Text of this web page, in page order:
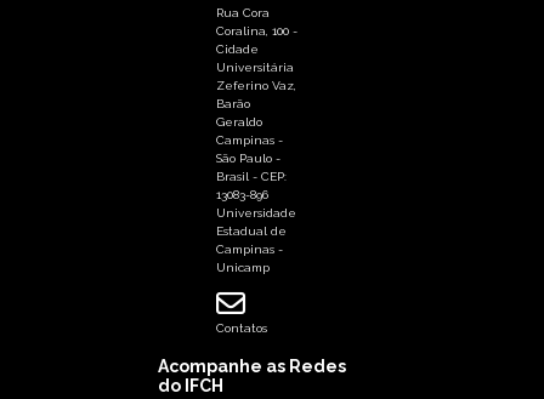
Rua Cora
Coralina, 100 -
Cidade
Universitária
Zeferino Vaz,
Barão
Geraldo
Campinas -
São Paulo -
Brasil - CEP:
13083-896
Universidade
Estadual de
Campinas -
Unicamp
Contatos
Acompanhe as Redes
do IFCH